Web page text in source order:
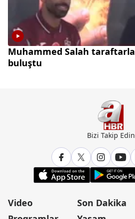
Muhammed Salah taraftarla
buluştu
Bizi Takip Edin
Video
Son Dakika